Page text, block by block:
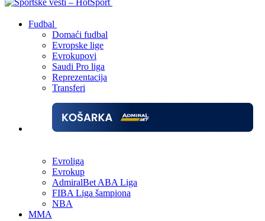
Fudbal
Domaći fudbal
Evropske lige
Evrokupovi
Saudi Pro liga
Reprezentacija
Transferi
Evroliga
Evrokup
AdmiralBet ABA Liga
FIBA Liga šampiona
NBA
MMA